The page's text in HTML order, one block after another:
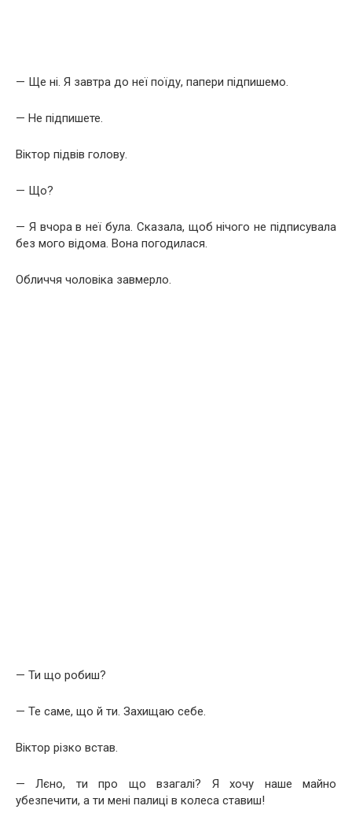
— Ще ні. Я завтра до неї поїду, папери підпишемо.
— Не підпишете.
Віктор підвів голову.
— Що?
— Я вчора в неї була. Сказала, щоб нічого не підписувала
без мого відома. Вона погодилася.
Обличчя чоловіка завмерло.
— Ти що робиш?
— Те саме, що й ти. Захищаю себе.
Віктор різко встав.
— Лєно, ти про що взагалі? Я хочу наше майно
убезпечити, а ти мені палиці в колеса ставиш!